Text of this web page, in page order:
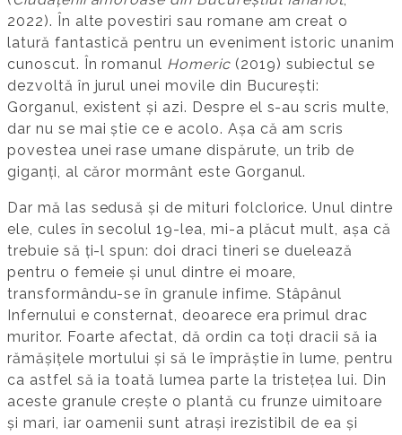
2022). În alte povestiri sau romane am creat o
latură fantastică pentru un eveniment istoric unanim
cunoscut. În romanul Homeric(2019) subiectul se
dezvoltă în jurul unei movile din București:
Gorganul, existent și azi. Despre el s-au scris multe,
dar nu se mai știe ce e acolo. Așa că am scris
povestea unei rase umane dispărute, un trib de
giganți, al căror mormânt este Gorganul.
Dar mă las sedusă și de mituri folclorice. Unul dintre
ele, cules în secolul 19-lea, mi-a plăcut mult, așa că
trebuie să ți-l spun: doi draci tineri se duelează
pentru o femeie și unul dintre ei moare,
transformându-se în granule infime. Stâpânul
Infernului e consternat, deoarece era primul drac
muritor. Foarte afectat, dă ordin ca toți dracii să ia
rămășițele mortului și să le împrăștie în lume, pentru
ca astfel să ia toată lumea parte la tristețea lui. Din
aceste granule crește o plantă cu frunze uimitoare
și mari, iar oamenii sunt atrași irezistibil de ea și